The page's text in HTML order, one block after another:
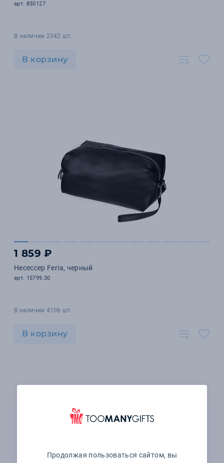
арт. 830127
В наличии 2342 шт.
В корзину
1 859 ₽
Несессер Feria, черный
арт. 15799.30
В наличии 4106 шт.
В корзину
Продолжая пользоваться сайтом, вы